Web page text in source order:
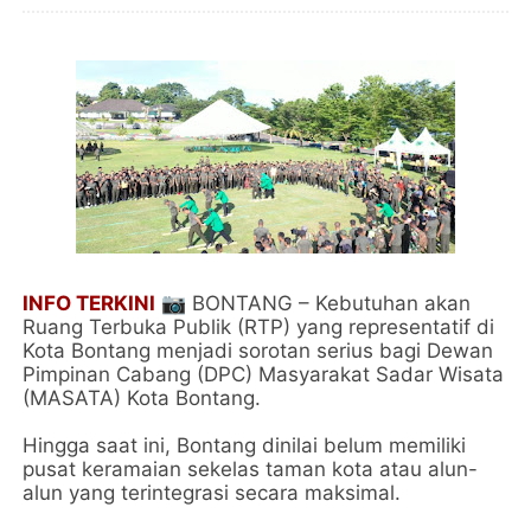
INFO TERKINI 📷​ BONTANG – Kebutuhan akan
Ruang Terbuka Publik (RTP) yang representatif di
Kota Bontang menjadi sorotan serius bagi Dewan
Pimpinan Cabang (DPC) Masyarakat Sadar Wisata
(MASATA) Kota Bontang.
Hingga saat ini, Bontang dinilai belum memiliki
pusat keramaian sekelas taman kota atau alun-
alun yang terintegrasi secara maksimal.